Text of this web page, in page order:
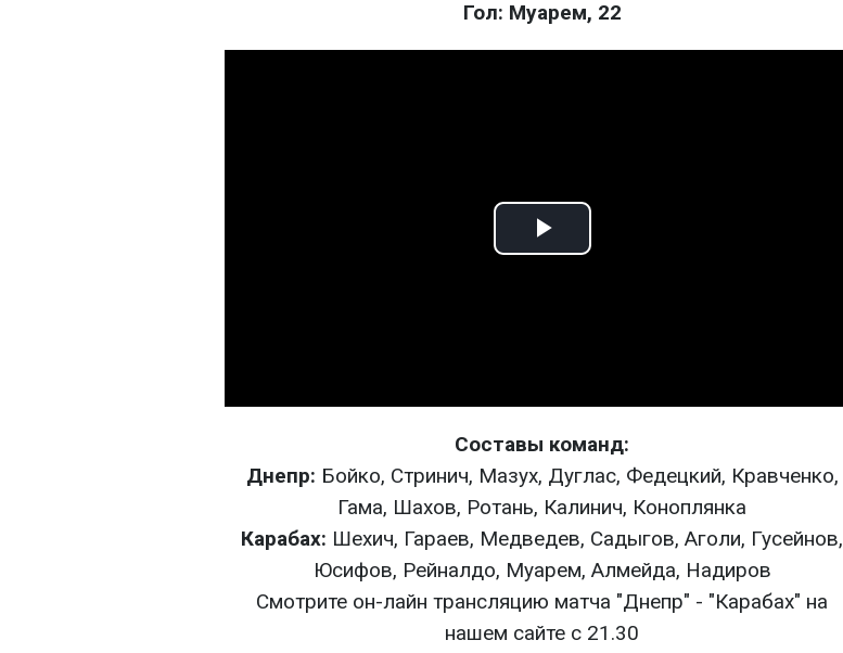
Гол: Муарем, 22
Play
Составы команд:
Днепр: Бойко, Стринич, Мазух, Дуглас, Федецкий, Кравченко,
Гама, Шахов, Ротань, Калинич, Коноплянка
Карабах: Шехич, Гараев, Медведев, Садыгов, Аголи, Гусейнов,
Юсифов, Рейналдо, Муарем, Алмейда, Надиров
Смотрите он-лайн трансляцию матча "Днепр" - "Карабах" на
нашем сайте с 21.30